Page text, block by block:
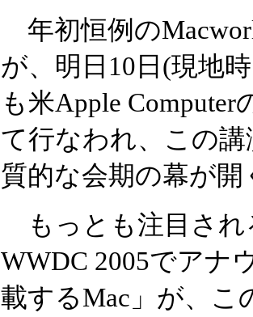
年初恒例の
が、明日10日(現地
も米Apple
て行なわれ、この
質的な会期の幕が開
もっとも注目され
WWDC 2005でアナ
載するMac」が、こ